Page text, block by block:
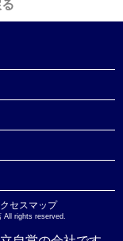
クセスマップ
All rights reserved.